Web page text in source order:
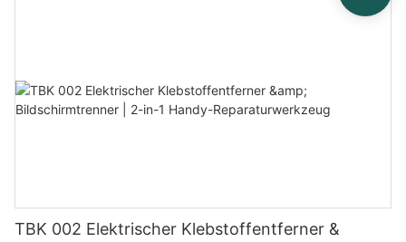
TBK 002 Elektrischer Klebstoffentferner &